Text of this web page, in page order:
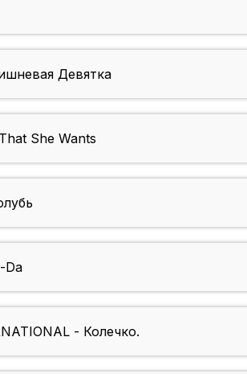
Девятка
She Wants
Da
- Колечко.